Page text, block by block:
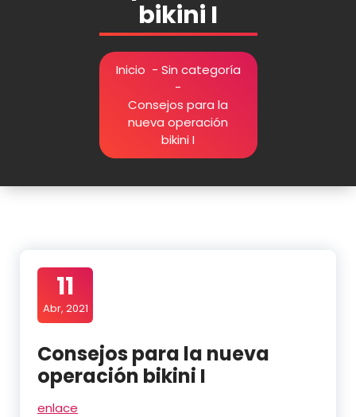
bikini I
Inicio - Sin categoría
-
Consejos para la
nueva operación
bikini I
11
Abr, 2021
Consejos para la nueva
operación bikini I
enlace